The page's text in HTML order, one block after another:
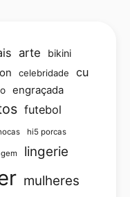
arte bikini
celebridade cu
engraçada
futebol
hi5 porcas
lingerie
mulheres